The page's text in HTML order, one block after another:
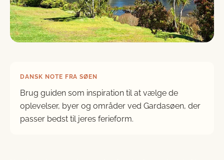
DANSK NOTE FRA SØEN
Brug guiden som inspiration til at vælge de
oplevelser, byer og områder ved Gardasøen, der
passer bedst til jeres ferieform.